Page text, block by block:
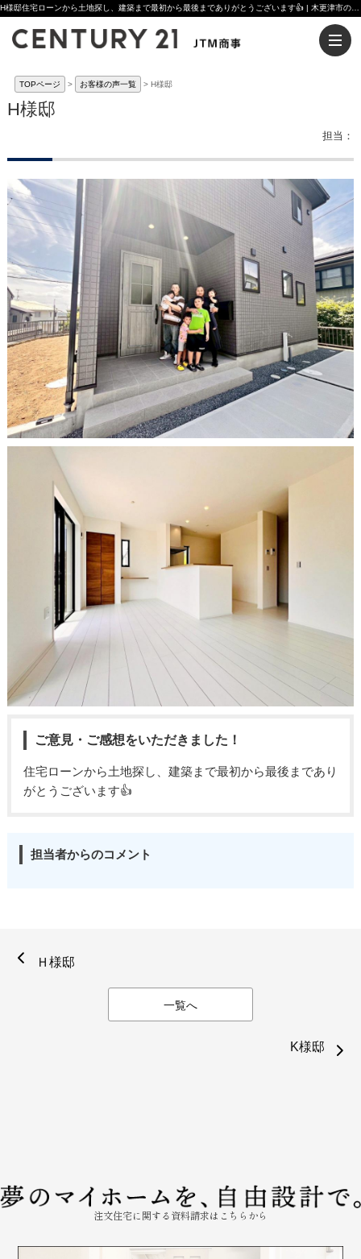
TOPページ お客様の声一覧 H様邸
H様邸
担当：
ご意見・ご感想をいただきました！
住宅ローンから土地探し、建築まで最初から最後まであり
がとうございます👍
担当者からのコメント
Ｈ様邸
一覧へ
K様邸
注文住宅に関する資料請求はこちらから